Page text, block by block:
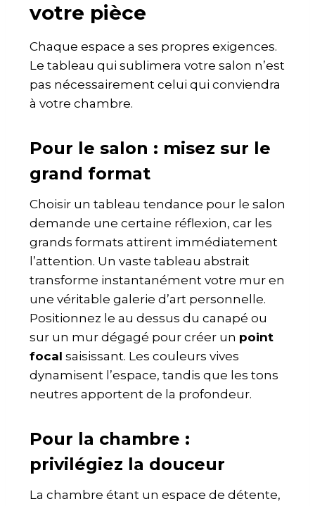
votre pièce
Chaque espace a ses propres exigences.
Le tableau qui sublimera votre salon n’est
pas nécessairement celui qui conviendra
à votre chambre.
Pour le salon : misez sur le
grand format
Choisir un tableau tendance pour le salon
demande une certaine réflexion, car les
grands formats attirent immédiatement
l’attention. Un vaste tableau abstrait
transforme instantanément votre mur en
une véritable galerie d’art personnelle.
Positionnez le au dessus du canapé ou
sur un mur dégagé pour créer un point
focal saisissant. Les couleurs vives
dynamisent l’espace, tandis que les tons
neutres apportent de la profondeur.
Pour la chambre :
privilégiez la douceur
La chambre étant un espace de détente,